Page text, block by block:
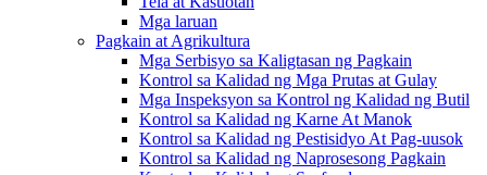
Mga laruan
Pagkain at Agrikultura
Mga Serbisyo sa Kaligtasan ng Pagkain
Kontrol sa Kalidad ng Mga Prutas at Gulay
Mga Inspeksyon sa Kontrol ng Kalidad ng Butil
Kontrol sa Kalidad ng Karne At Manok
Kontrol sa Kalidad ng Pestisidyo At Pag-uusok
Kontrol sa Kalidad ng Naprosesong Pagkain